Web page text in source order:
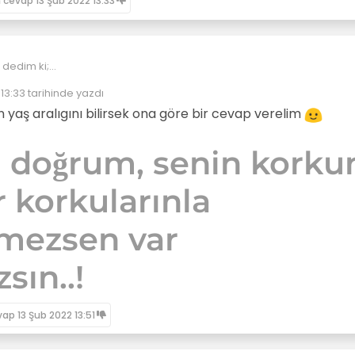
ki;
bilmiyorum ki nasıl uyunur? Dedi.
Nasıl uyunur?
tarihinde yazdı
yaş aralıgını bilirsek ona göre bir cevap verelim
doğrum, senin
korkularınla
var
13 Şub 2022 13:51